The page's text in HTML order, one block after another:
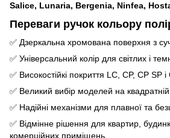
Salice, Lunaria, Bergenia, Ninfea,
Переваги ручок кольору
✅ Дзеркальна хромована поверхня з
✅ Універсальний колір для світлих і
✅ Високостійкі покриття LC, CP, CP SP і
✅ Великий вибір моделей на квадратній
✅ Надійні механізми для плавної та
✅ Відмінне рішення для квартир,
комерційних приміщень.